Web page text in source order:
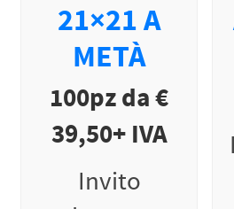
21×21 A
METÀ
100pz da €
39,50+ IVA
Invito